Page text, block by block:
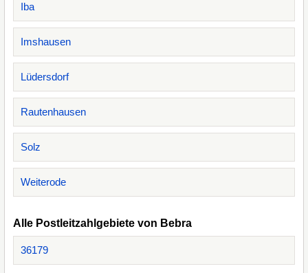
Iba
Imshausen
Lüdersdorf
Rautenhausen
Solz
Weiterode
Alle Postleitzahlgebiete von Bebra
36179